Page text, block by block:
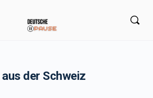
der Schweiz